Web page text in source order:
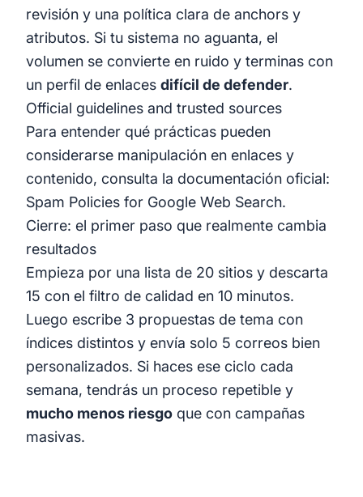
revisión y una política clara de anchors y
atributos. Si tu sistema no aguanta, el
volumen se convierte en ruido y terminas con
un perfil de enlaces difícil de defender.
Official guidelines and trusted sources
Para entender qué prácticas pueden
considerarse manipulación en enlaces y
contenido, consulta la documentación oficial:
Spam Policies for Google Web Search.
Cierre: el primer paso que realmente cambia
resultados
Empieza por una lista de 20 sitios y descarta
15 con el filtro de calidad en 10 minutos.
Luego escribe 3 propuestas de tema con
índices distintos y envía solo 5 correos bien
personalizados. Si haces ese ciclo cada
semana, tendrás un proceso repetible y
mucho menos riesgo que con campañas
masivas.